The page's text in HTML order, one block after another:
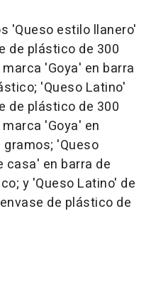
'Queso estilo llanero'
de plástico de 300
'Goya' en barra
'Queso Latino'
de plástico de 300
'Goya' en
'Queso
casa' en barra de
y 'Queso Latino' de
de plástico de